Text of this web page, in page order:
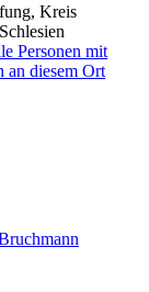
Kreis